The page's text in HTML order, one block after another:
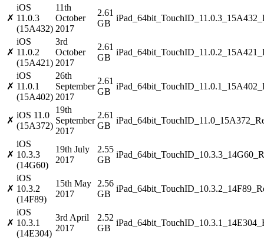
✗
iOS
11.0.3
(15A432)
11th
October
2017
2.61
GB
✗
iOS
11.0.2
(15A421)
3rd
October
2017
2.61
GB
✗
iOS
11.0.1
(15A402)
26th
September
2017
2.61
GB
✗
iOS 11.0
(15A372)
19th
September
2017
2.61
GB
✗
iOS
10.3.3
(14G60)
19th July
2017
2.55
GB
✗
iOS
10.3.2
(14F89)
15th May
2017
2.56
GB
✗
iOS
10.3.1
(14E304)
3rd April
2017
2.52
GB